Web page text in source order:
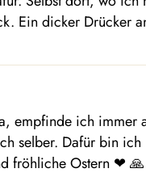
Ein dicker Drücker
empfinde ich immer
selber. Dafür bin
fröhliche Ostern ❤ ️🙏